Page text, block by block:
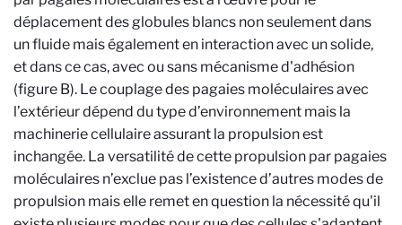
déplacement des globules blancs non seulement dans
un fluide mais également en interaction avec un solide,
et dans ce cas, avec ou sans mécanisme d'adhésion
(figure B). Le couplage des pagaies moléculaires avec
l’extérieur dépend du type d’environnement mais la
machinerie cellulaire assurant la propulsion est
inchangée. La versatilité de cette propulsion par pagaies
moléculaires n’exclue pas l’existence d’autres modes de
propulsion mais elle remet en question la nécessité qu'il